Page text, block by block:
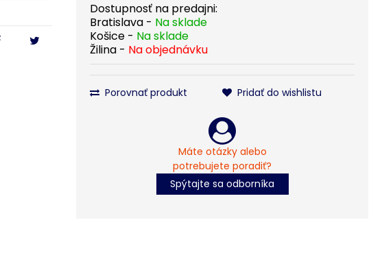
Dostupnosť na predajni:
Bratislava - Na sklade
Košice - Na sklade
Žilina - Na objednávku
Porovnať produkt Pridať do wishlistu
Máte otázky alebo
potrebujete poradiť?
Spýtajte sa odborníka